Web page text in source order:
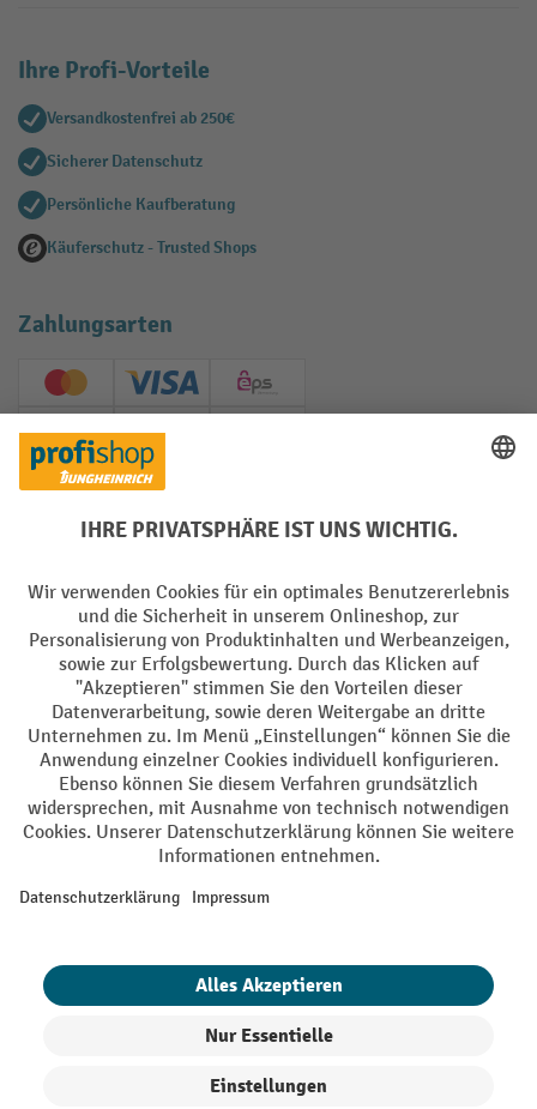
Ihre Profi-Vorteile
Versandkostenfrei ab 250€
Sicherer Datenschutz
Persönliche Kaufberatung
Käuferschutz - Trusted Shops
Zahlungsarten
Creditcard (Master)Creditcard (Visa)
EPS
PayPal
Soziale Netzwerke
Impressum Datenschutz
Barrierefreiheit Privacy Settings
Alle Preise exkl. gesetzl. Mehrwertsteuer zzgl.Versandkostenund ggf.
Nachnahmegebühren, wenn nicht anders angegeben.
¹ Der Rabatt gilt so lange der Vorrat reicht. Der Rabatt gilt nicht auf
oder Gutscheinen ist nicht möglich. | ² Der Rabatt wird einmalig bei
eingelöst werden. Die Höhe des Rabatts variiert je nach
Produktkategorie und beträgt bis zu 10 % (10 % auf Lager, Umwelt,
Heben | 7% auf Büro). Ausgenommen sind Elektro-Hubwagen,
Ausschluss von Werkzeug. Gilt nicht auf Sonderpreise. Kombination